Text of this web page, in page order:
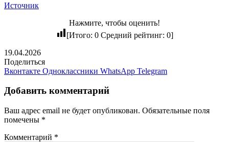
Источник
Нажмите, чтобы оценить!
[Итого: 0Средний рейтинг: 0]
19.04.2026
Поделиться
Вконтакте Одноклассники WhatsApp Telegram
Добавить комментарий
Ваш адрес email не будет опубликован. Обязательные поля
помечены *
Комментарий *